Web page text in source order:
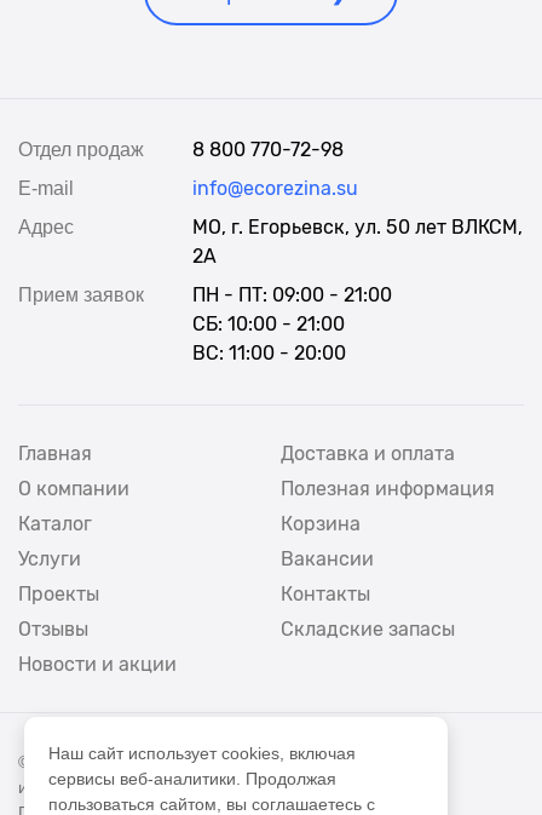
Отдел продаж 8 800 770-72-98
E-mail info@ecorezina.su
Адрес
МО, г. Егорьевск, ул. 50 лет ВЛКСМ,
2А
Прием заявок
ПН - ПТ: 09:00 - 21:00
СБ: 10:00 - 21:00
ВС: 11:00 - 20:00
Главная
О компании
Каталог
Услуги
Проекты
Отзывы
Новости и акции
Доставка и оплата
Полезная информация
Корзина
Вакансии
Контакты
Складские запасы
© 2012 - 2026 Экорезина - производство
и продажа резиновой плитки и крошки.
Наш сайт использует cookies, включая
сервисы веб-аналитики. Продолжая
пользоваться сайтом, вы соглашаетесь с